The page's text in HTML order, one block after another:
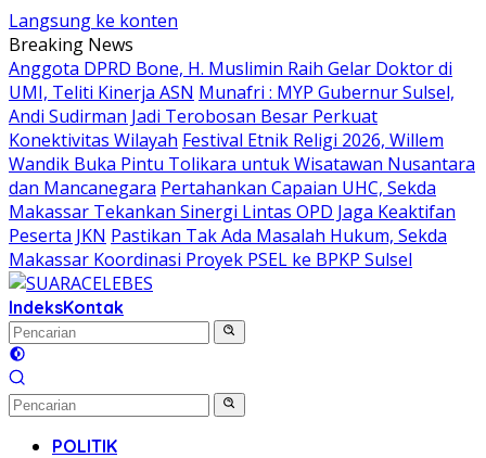
Langsung ke konten
Breaking News
Anggota DPRD Bone, H. Muslimin Raih Gelar Doktor di
UMI, Teliti Kinerja ASN Munafri : MYP Gubernur Sulsel,
Andi Sudirman Jadi Terobosan Besar Perkuat
Konektivitas Wilayah Festival Etnik Religi 2026, Willem
Wandik Buka Pintu Tolikara untuk Wisatawan Nusantara
dan Mancanegara Pertahankan Capaian UHC, Sekda
Makassar Tekankan Sinergi Lintas OPD Jaga Keaktifan
Peserta JKN Pastikan Tak Ada Masalah Hukum, Sekda
Makassar Koordinasi Proyek PSEL ke BPKP Sulsel
IndeksKontak
POLITIK